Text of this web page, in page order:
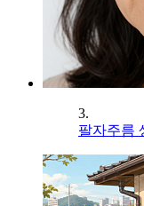
3.
팔자주름